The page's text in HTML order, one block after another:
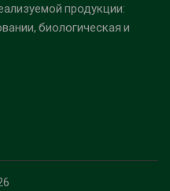
продукции:
биологическая и